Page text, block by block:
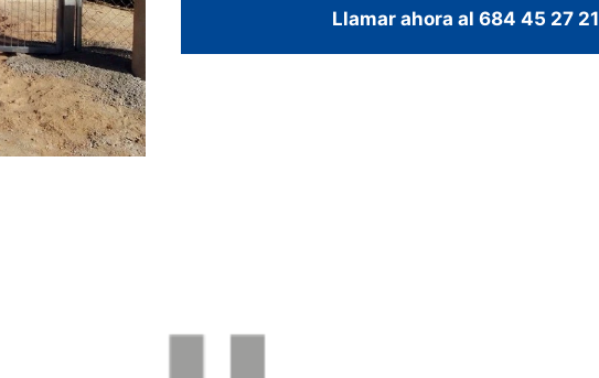
Llamar ahora al 684 45 27 21